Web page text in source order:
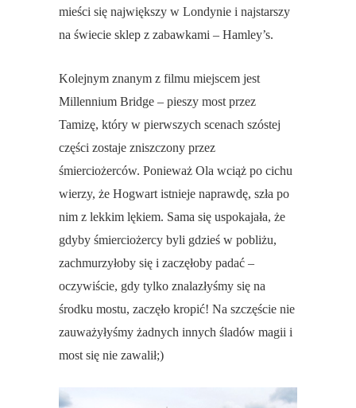
mieści się największy w Londynie i najstarszy
na świecie sklep z zabawkami – Hamley’s.
Kolejnym znanym z filmu miejscem jest
Millennium Bridge – pieszy most przez
Tamizę, który w pierwszych scenach szóstej
części zostaje zniszczony przez
śmierciożerców. Ponieważ Ola wciąż po cichu
wierzy, że Hogwart istnieje naprawdę, szła po
nim z lekkim lękiem. Sama się uspokajała, że
gdyby śmierciożercy byli gdzieś w pobliżu,
zachmurzyłoby się i zaczęłoby padać –
oczywiście, gdy tylko znalazłyśmy się na
środku mostu, zaczęło kropić! Na szczęście nie
zauważyłyśmy żadnych innych śladów magii i
most się nie zawalił;)